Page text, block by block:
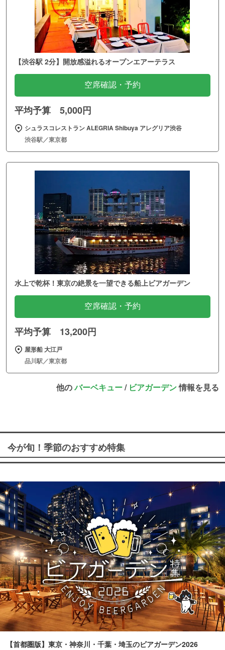
【渋谷駅 2分】開放感溢れるオープンエアーテラス
空席確認・予約
平均予算 5,000円
シュラスコレストラン ALEGRIA Shibuya アレグリア渋谷
渋谷駅／東京都
水上で乾杯！東京の絶景を一望できる船上ビアガーデン
空席確認・予約
平均予算 13,200円
屋形船 大江戸
品川駅／東京都
他のバーベキュー/ ビアガーデン情報を見る
今が旬！季節のおすすめ特集
【首都圏版】東京・神奈川・千葉・埼玉のビアガーデン2026